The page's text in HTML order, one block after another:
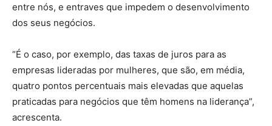
entre nós, e entraves que impedem o desenvolvimento
dos seus negócios.
“É o caso, por exemplo, das taxas de juros para as
empresas lideradas por mulheres, que são, em média,
quatro pontos percentuais mais elevadas que aquelas
praticadas para negócios que têm homens na liderança”,
acrescenta.